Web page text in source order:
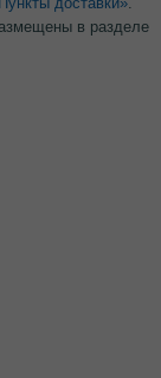
в разделе